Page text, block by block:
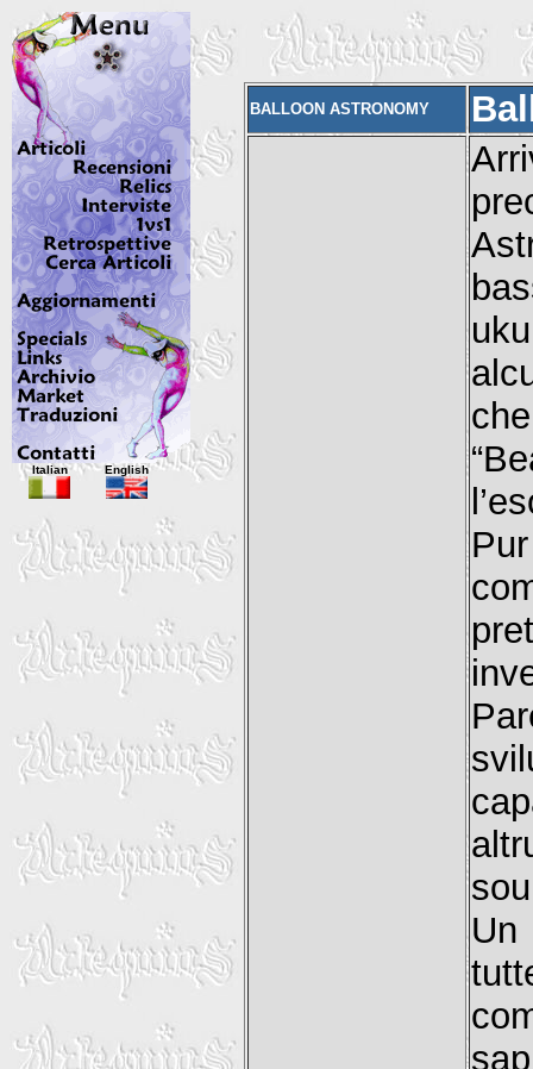
BALLOON ASTRONOMY
Un
Italian English